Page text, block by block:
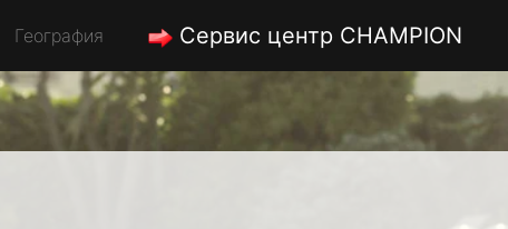
География Сервис центр CHAMPION